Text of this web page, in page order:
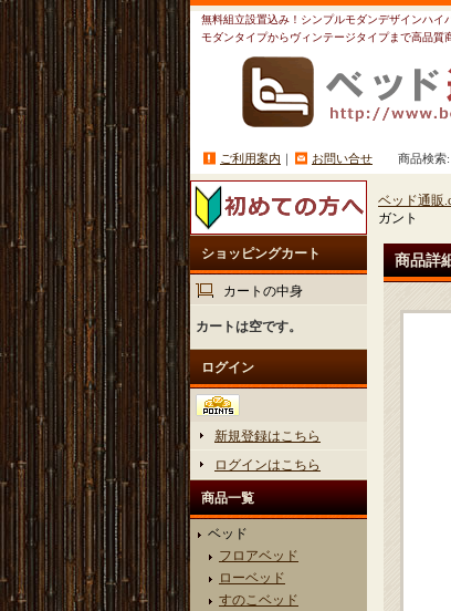
無料組立設置込み！シンプルモダンデザインハイ
モダンタイプからヴィンテージタイプまで高品質
ご利用案内 ｜ お問い合せ 商品検索:
ショッピングカート
カートの中身
カートは空です。
ログイン
新規登録はこちら
ログインはこちら
商品一覧
ベッド
フロアベッド
ローベッド
すのこベッド
ベッド通販
ガント
商品詳